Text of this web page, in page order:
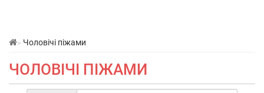
Чоловічі піжами
ЧОЛОВІЧІ ПІЖАМИ